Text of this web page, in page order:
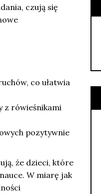
czują się
co ułatwia
z rówieśnikami
pozytywnie
że dzieci, które
W miarę jak